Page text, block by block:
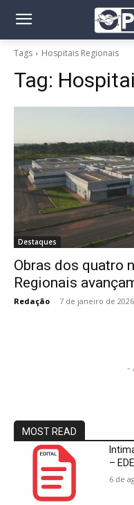
Tags Hospitais Regionais
Tag:
Destaques
Obras dos quatro
Regionais
Redação - 7 de janeiro de 2026
-
MOST READ
–
6 de